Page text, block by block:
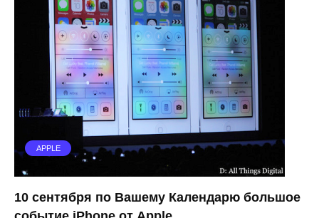
APPLE
10 сентября по Вашему Календарю большое